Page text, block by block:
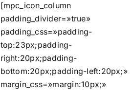
[mpc_icon_column
padding_divider=»true»
padding_css=»padding-
top:23px;padding-
right:20px;padding-
bottom:20px;padding-left:20px;»
margin_css=»margin:10px;»